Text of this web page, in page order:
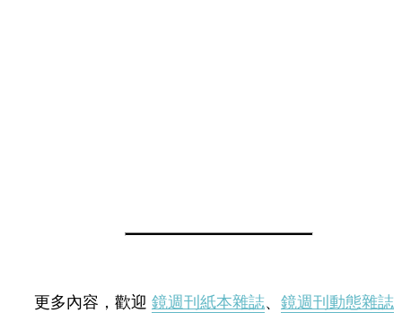
更多內容，歡迎 鏡週刊紙本雜誌、 鏡週刊動態雜誌